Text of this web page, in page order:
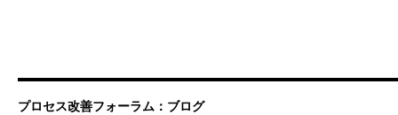
プロセス改善フォーラム：ブログ